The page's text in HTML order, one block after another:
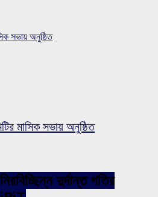
সভায় অনুষ্ঠিত
মাসিক সভায় অনুষ্ঠিত
দুর্দান্ত গতির